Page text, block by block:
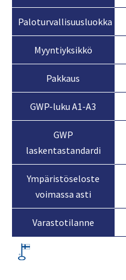
Paloturvallisuusluokka
Myyntiyksikkö
Pakkaus
GWP-luku A1-A3
GWP
laskentastandardi
Ympäristöseloste
voimassa asti
Varastotilanne